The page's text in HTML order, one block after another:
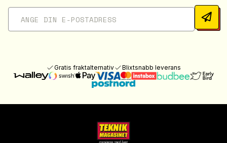
Gratis fraktalternativ Blixtsnabb leverans